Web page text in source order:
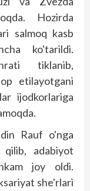
Hozirda
salmoq kasb
ko'tarildi.
tiklanib,
etilayotgani
ijodkorlariga
Rauf o'nga
adabiyot
joy oldi.
she'r­lari